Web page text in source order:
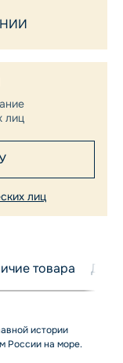
лиц
лиц
товара
истории
России на море.